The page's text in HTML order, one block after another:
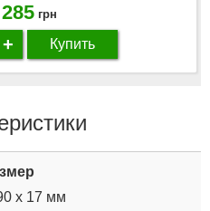
285 грн
+ Купить
x 17 мм